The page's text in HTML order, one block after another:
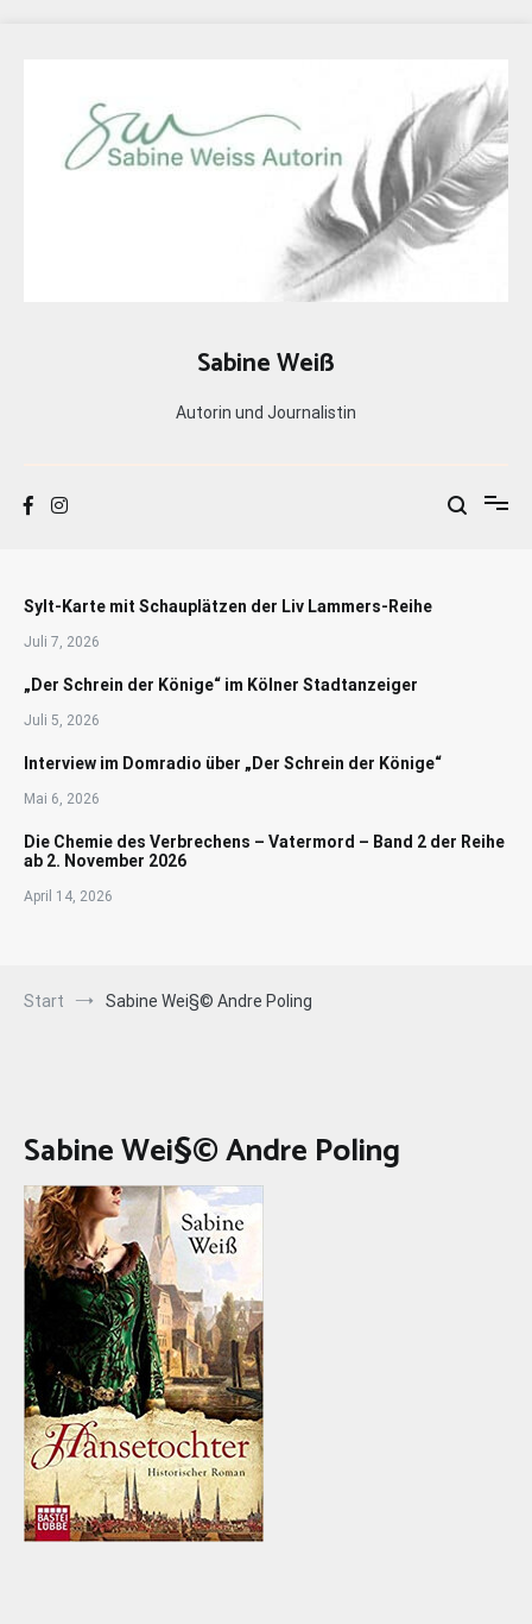
Sabine Weiß
Autorin und Journalistin
Sylt-Karte mit Schauplätzen der Liv Lammers-Reihe
Juli 7, 2026
„Der Schrein der Könige“ im Kölner Stadtanzeiger
Juli 5, 2026
Interview im Domradio über „Der Schrein der Könige“
Mai 6, 2026
Die Chemie des Verbrechens – Vatermord – Band 2 der Reihe
ab 2. November 2026
April 14, 2026
Start Sabine Wei§© Andre Poling
Sabine Wei§© Andre Poling